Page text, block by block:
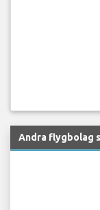
Andra flygbolag